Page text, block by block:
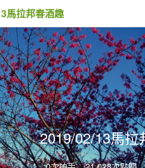
馬拉邦春酒趣
2019/02/13馬拉